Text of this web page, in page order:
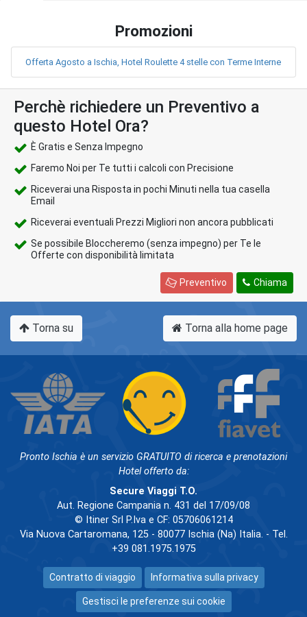
Promozioni
Offerta Agosto a Ischia, Hotel Roulette 4 stelle con Terme Interne
Perchè richiedere un Preventivo a
questo Hotel Ora?
È Gratis e Senza Impegno
Faremo Noi per Te tutti i calcoli con Precisione
Riceverai una Risposta in pochi Minuti nella tua casella
Email
Riceverai eventuali Prezzi Migliori non ancora pubblicati
Se possibile Bloccheremo (senza impegno) per Te le
Offerte con disponibilità limitata
Chiama
Preventivo
Torna su Torna alla home page
Pronto Ischia è un servizio GRATUITO di ricerca e prenotazioni
Hotel offerto da:
Secure Viaggi T.O.
Aut. Regione Campania n. 431 del 17/09/08
© Itiner Srl P.Iva e CF: 05706061214
Via Nuova Cartaromana, 125 - 80077 Ischia (Na) Italia. - Tel.
+39 081.1975.1975
Contratto di viaggio Informativa sulla privacy
Gestisci le preferenze sui cookie